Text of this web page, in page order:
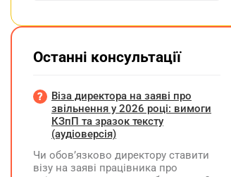
Останні консультації
Віза директора на заяві про
звільнення у 2026 році: вимоги
КЗпП та зразок тексту
(аудіоверсія)
Чи обов’язково директору ставити
візу на заяві працівника про